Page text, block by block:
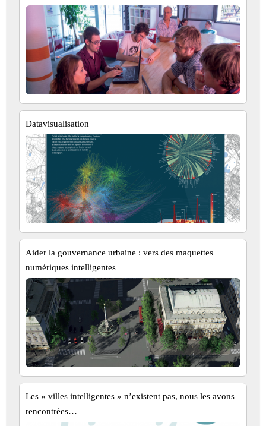
Datavisualisation
Aider la gouvernance urbaine : vers des maquettes
numériques intelligentes
Les « villes intelligentes » n’existent pas, nous les avons
rencontrées…